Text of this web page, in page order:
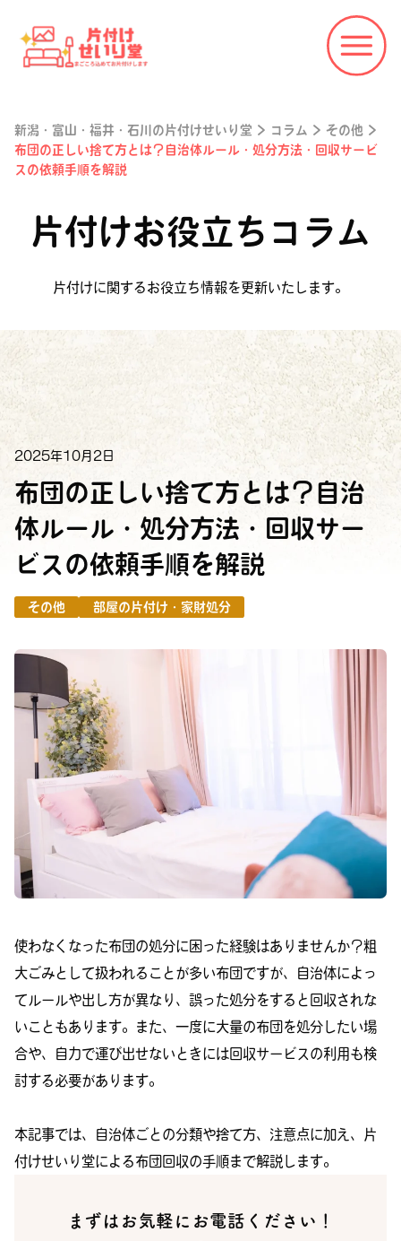
新潟・富山・福井・石川の片付けせいり堂 > コラム > その他 >
布団の正しい捨て方とは？自治体ルール・処分方法・回収サービ
スの依頼手順を解説
片付けお役立ちコラム
片付けに関するお役立ち情報を更新いたします。
2025年10月2日
布団の正しい捨て方とは？自治
体ルール・処分方法・回収サー
ビスの依頼手順を解説
その他 部屋の片付け・家財処分
使わなくなった布団の処分に困った経験はありませんか？粗
大ごみとして扱われることが多い布団ですが、自治体によっ
てルールや出し方が異なり、誤った処分をすると回収されな
いこともあります。また、一度に大量の布団を処分したい場
合や、自力で運び出せないときには回収サービスの利用も検
討する必要があります。
本記事では、自治体ごとの分類や捨て方、注意点に加え、片
付けせいり堂による布団回収の手順まで解説します。
まずはお気軽にお電話ください！